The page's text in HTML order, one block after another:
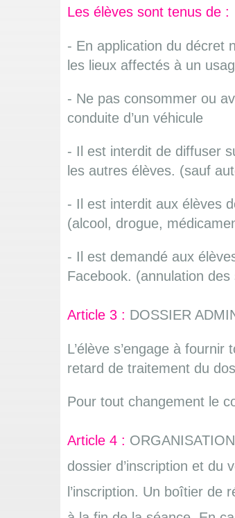
Les élèves sont tenus de :
- En application du décret
les lieux affectés à un
- Ne pas consommer ou
conduite d’un véhicule
- Il est interdit de diffuser
les autres élèves. (sauf
- Il est interdit aux élèves
(alcool, drogue,
- Il est demandé aux
Facebook. (annulation
Article 3 : DOSSIER
L’élève s’engage à
retard de traitement du
Pour tout changement le
Article 4 :
dossier d’inscription et du
l’inscription. Un boîtier de